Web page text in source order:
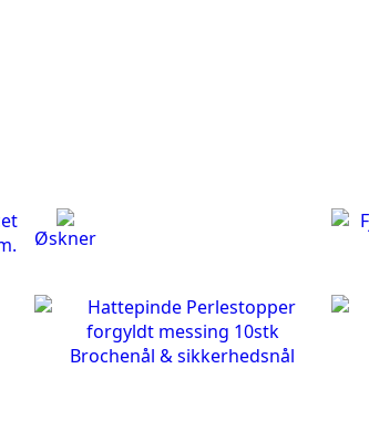
Øskner
Brochenål & sikkerhedsnål